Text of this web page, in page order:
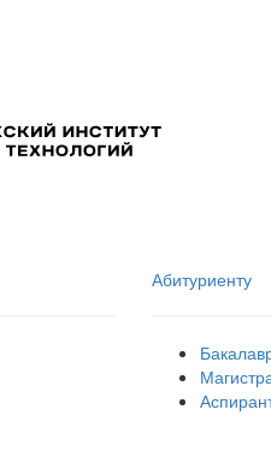
Абитуриенту